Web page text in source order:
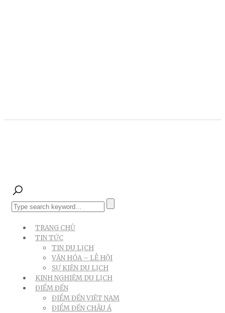
TRANG CHỦ
TIN TỨC
TIN DU LỊCH
VĂN HÓA – LỄ HỘI
SỰ KIỆN DU LỊCH
KINH NGHIỆM DU LỊCH
ĐIỂM ĐẾN
ĐIỂM ĐẾN VIỆT NAM
ĐIỂM ĐẾN CHÂU Á